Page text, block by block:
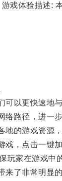
体验描述:
以更快速地与
路径，进一步
游戏资源，
，点击一键加
家在游戏中的
了非常明显的